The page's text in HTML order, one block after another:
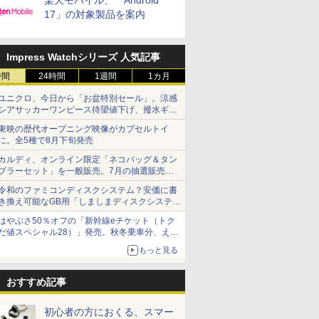
17」の対象製品を案内
Impress Watchシリーズ 人気記事
24時間 1週間 1カ月
ニクロ、今日から「お盆特別セール」。涼感
アサッカーワンピース待望値下げ、撥水ギア
ョーツは1990円に
映の歴代オープニング映像がカプセルトイ
。全5種で8月下旬発売
ルディ、オンライン限定「ネコバッグ＆タン
ラーセット」を一般販売。7月の抽選販売の
選無効分
和のファミコンディスクシステム？安価に書
換え可能なGB用「しましまディスクシステ
」
やぶさ50％オフの「新幹線eチケット（トク
値スペシャル28）」発売。秋冬乗車分、えき
もっと見る
おすすめ記事
初心者の方におくる、スマー